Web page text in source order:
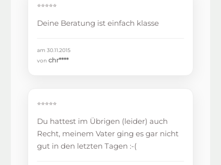
⭐⭐⭐⭐⭐
Deine Beratung ist einfach klasse
am 30.11.2015
vonchr****
⭐⭐⭐⭐⭐
Du hattest im Übrigen (leider) auch
Recht, meinem Vater ging es gar nicht
gut in den letzten Tagen :-(